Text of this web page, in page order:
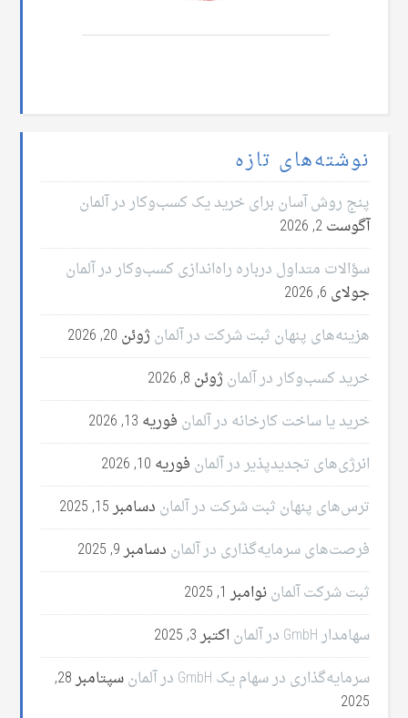
نوشته‌های تازه
پنج روش آسان برای خرید یک کسب‌وکار در آلمان
آگوست 2, 2026
سؤالات متداول درباره راه‌اندازی کسب‌وکار در آلمان
جولای 6, 2026
هزینه‌های پنهان ثبت شرکت در آلمان ژوئن 20, 2026
خرید کسب‌وکار در آلمان ژوئن 8, 2026
خرید یا ساخت کارخانه در آلمان فوریه 13, 2026
انرژی‌های تجدیدپذیر در آلمان فوریه 10, 2026
ترس‌های پنهان ثبت شرکت در آلمان دسامبر 15, 2025
فرصت‌های سرمایه‌گذاری در آلمان دسامبر 9, 2025
ثبت شرکت آلماننوامبر 1, 2025
سهامدار GmbH در آلمان
اکتبر 3, 2025
سرمایه‌گذاری در سهام یک GmbH در آلمان
سپتامبر 28,
2025